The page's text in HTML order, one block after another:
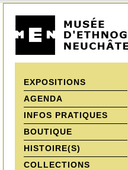
EXPOSITIONS
AGENDA
INFOS PRATIQUES
BOUTIQUE
HISTOIRE(S)
COLLECTIONS